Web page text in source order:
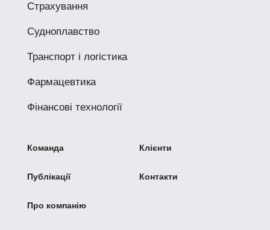
Страхування
Судноплавство
Транспорт і логістика
Фармацевтика
Фінансові технології
Команда Клієнти
Публікації Контакти
Про компанію